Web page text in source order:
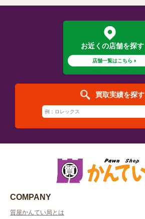
お近くの店舗を探す
店舗一覧はこちら
買取実績を探す
COMPANY
質屋かんてい局とは